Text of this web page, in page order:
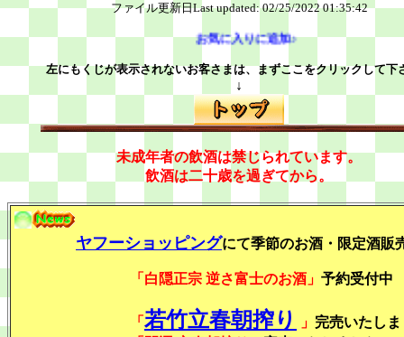
ファイル更新日Last updated: 02/25/2022 01:35:42
お気に入りに追加♪
左にもくじが表示されないお客さまは、まずここをクリックして下
↓
未成年者の飲酒は禁じられています。
飲酒は二十歳を過ぎてから。
ヤフーショッピングにて季節のお酒・限定
「白隠正宗 逆さ富士のお酒」 予約受付中
「 若竹立春朝搾り 」 完売いたし